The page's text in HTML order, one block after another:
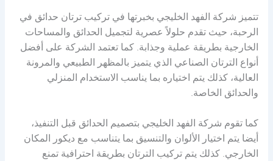
تتميز شركة الفهد الخليجي بخبرتها في تركيب ترتان حدائق في
الرحبة، حيث تقدم حلولاً عصرية لتجميل الحدائق والمساحات
الخارجية بطريقة عملية وجذابة. كما تعتمد الشركة على أفضل
أنواع الترتان الصناعي الذي يتميز بالمظهر الطبيعي والمرونة
العالية، كذلك يتم اختياره بما يناسب الاستخدام المنزلي
والحدائق الخاصة.
كما تقوم شركة الفهد الخليجي بتصميم الحدائق قبل التنفيذ،
أيضا يتم اختيار الألوان والتنسيق بما يتناسب مع ديكور المكان
الخارجي. كذلك يتم تركيب الترتان بطريقة احترافية تمنع